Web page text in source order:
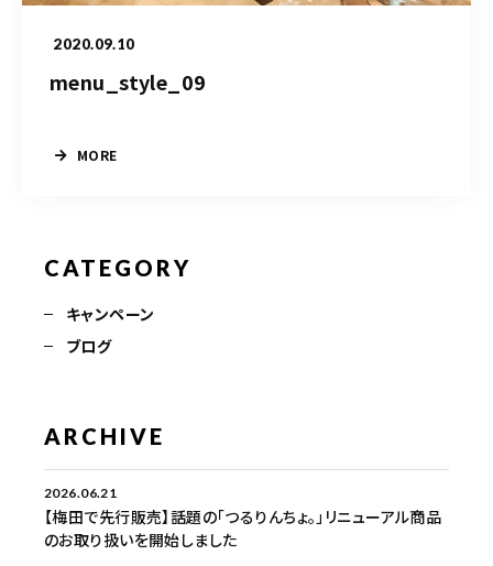
2020.09.10
menu_style_09
MORE
CATEGORY
キャンペーン
ブログ
ARCHIVE
2026.06.21
【梅田で先行販売】話題の「つるりんちょ。」リニューアル商品
のお取り扱いを開始しました